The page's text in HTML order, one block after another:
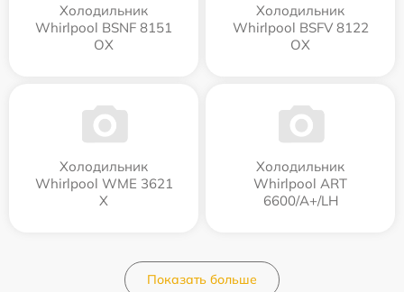
Холодильник
Whirlpool BSNF 8151
OX
Холодильник
Whirlpool BSFV 8122
OX
Холодильник
Whirlpool WME 3621
X
Холодильник
Whirlpool ART
6600/A+/LH
Показать больше